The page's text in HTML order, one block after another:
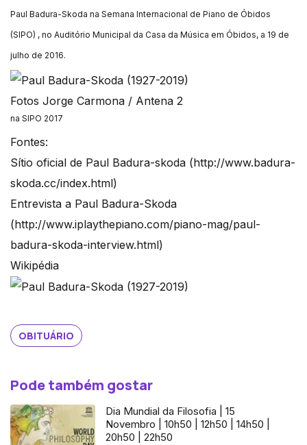
Paul Badura-Skoda na Semana Internacional de Piano de Óbidos
(SIPO) , no Auditório Municipal da Casa da Música em Óbidos, a 19 de
julho de 2016.
Fotos Jorge Carmona / Antena 2
na SIPO 2017
Fontes:
Sítio oficial de Paul Badura-skoda (http://www.badura-
skoda.cc/index.html)
Entrevista a Paul Badura-Skoda
(http://www.iplaythepiano.com/piano-mag/paul-
badura-skoda-interview.html)
Wikipédia
OBITUÁRIO
Pode também gostar
Dia Mundial da Filosofia | 15
Novembro | 10h50 | 12h50 | 14h50 |
20h50 | 22h50